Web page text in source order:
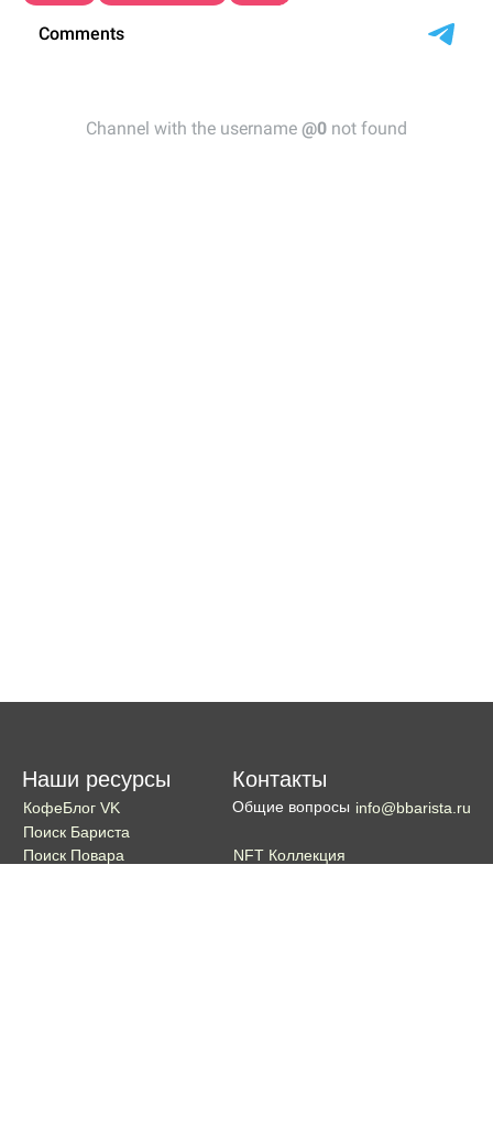
Наши ресурсы
КофеБлог VK
Поиск Бариста
Поиск Повара
Контакты
Общие вопросы info@bbarista.ru
NFT Коллекция